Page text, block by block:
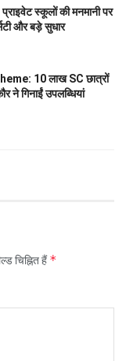
स्कूलों की मनमानी पर
और बड़े सुधार
10 लाख SC छात्रों
ने गिनाईं उपलब्धियां
चिह्नित हैं*